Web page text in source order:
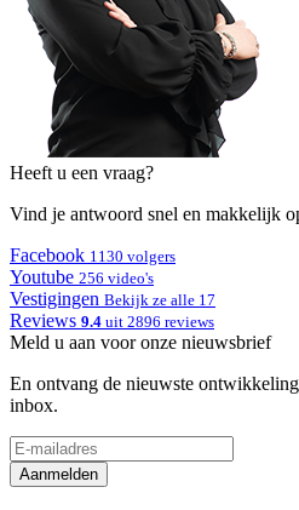
Heeft u een vraag?
Vind je antwoord snel en makkelijk
Facebook 1130 volgers
Youtube 256 video's
Vestigingen Bekijk ze alle 17
Reviews 9.4 uit 2896 reviews
Meld u aan voor onze nieuwsbrief
En ontvang de nieuwste
inbox.
Aanmelden